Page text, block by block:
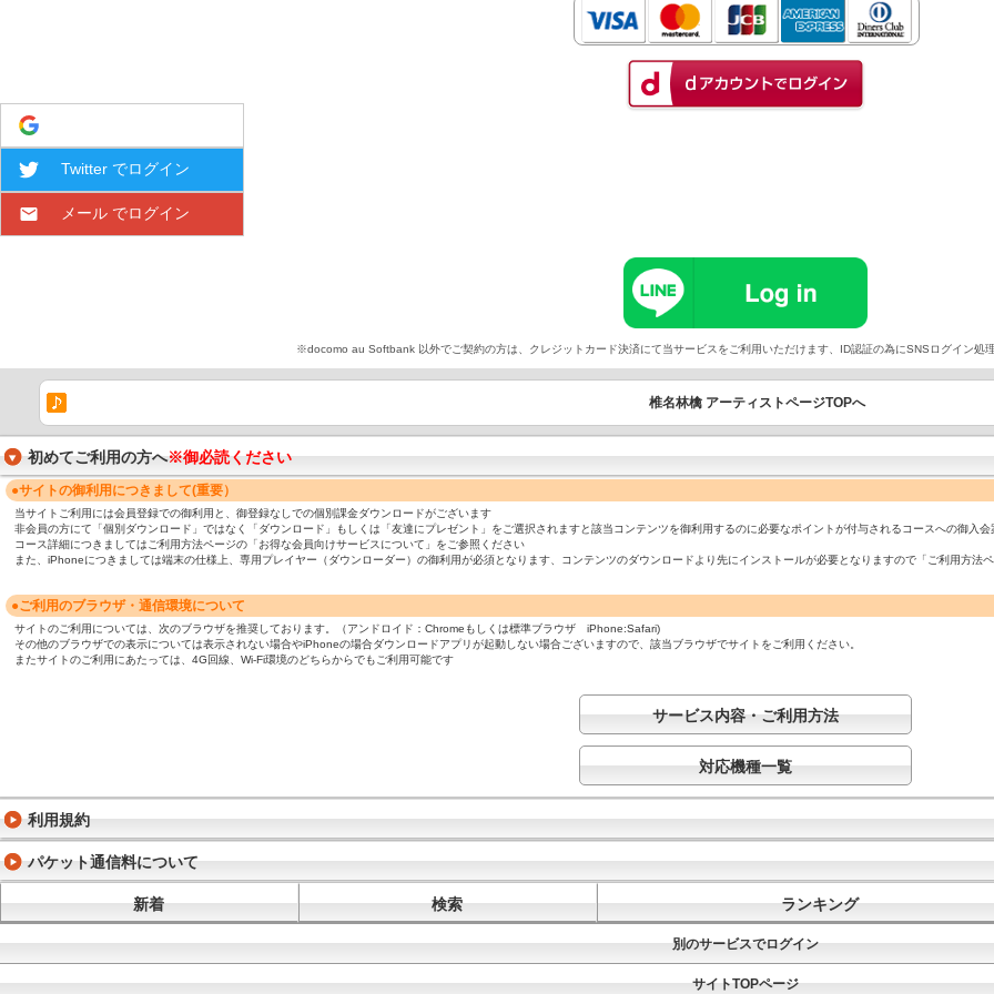
Twitter でログイン
メール でログイン
※docomo au Softbank 以外でご契約の方は、クレジットカード決済にて当サービスをご利用いただけます、ID認証の為にSNSログイン処
椎名林檎 アーティストページTOPへ
初めてご利用の方へ※御必読ください
●サイトの御利用につきまして(重要）
当サイトご利用には会員登録での御利用と、御登録なしでの個別課金ダウンロードがございます
非会員の方にて「個別ダウンロード」ではなく「ダウンロード」もしくは「友達にプレゼント」をご選択されますと該当コンテンツを御利用するのに必要なポイントが付与されるコースへの御入会
コース詳細につきましてはご利用方法ページの「お得な会員向けサービスについて」をご参照ください
また、iPhoneにつきましては端末の仕様上、専用プレイヤー（ダウンローダー）の御利用が必須となります、コンテンツのダウンロードより先にインストールが必要となりますので「ご利用方法
●ご利用のブラウザ・通信環境について
サイトのご利用については、次のブラウザを推奨しております。（アンドロイド：Chromeもしくは標準ブラウザ iPhone:Safari)
その他のブラウザでの表示については表示されない場合やiPhoneの場合ダウンロードアプリが起動しない場合ございますので、該当ブラウザでサイトをご利用ください。
またサイトのご利用にあたっては、4G回線、Wi-Fi環境のどちらからでもご利用可能です
サービス内容・ご利用方法
対応機種一覧
利用規約
パケット通信料について
新着 検索 ランキング
別のサービスでログイン
サイトTOPページ